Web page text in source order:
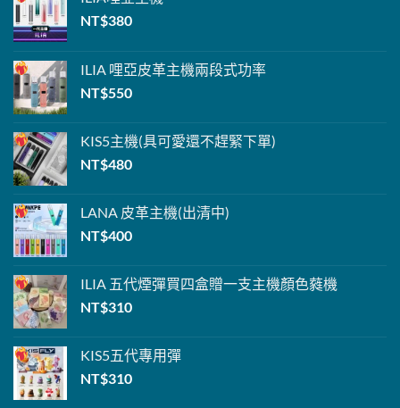
NT$380
ILIA 哩亞皮革主機兩段式功率
NT$550
KIS5主機(具可愛還不趕緊下單)
NT$480
LANA 皮革主機(出清中)
NT$400
ILIA 五代煙彈買四盒贈一支主機顏色蕤機
NT$310
KIS5五代專用彈
NT$310